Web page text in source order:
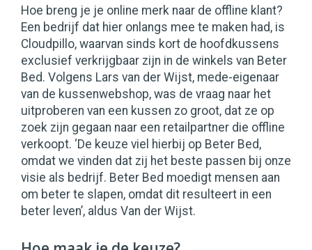
Hoe breng je je online merk naar de offline klant?
Een bedrijf dat hier onlangs mee te maken had, is
Cloudpillo, waarvan sinds kort de hoofdkussens
exclusief verkrijgbaar zijn in de winkels van Beter
Bed. Volgens Lars van der Wijst, mede-eigenaar
van de kussenwebshop, was de vraag naar het
uitproberen van een kussen zo groot, dat ze op
zoek zijn gegaan naar een retailpartner die offline
verkoopt. ‘De keuze viel hierbij op Beter Bed,
omdat we vinden dat zij het beste passen bij onze
visie als bedrijf. Beter Bed moedigt mensen aan
om beter te slapen, omdat dit resulteert in een
beter leven’, aldus Van der Wijst.